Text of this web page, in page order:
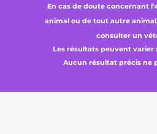
En cas de doute concernant
animal ou de tout autre
consulter un
Les résultats peuvent varier
Aucun résultat précis ne